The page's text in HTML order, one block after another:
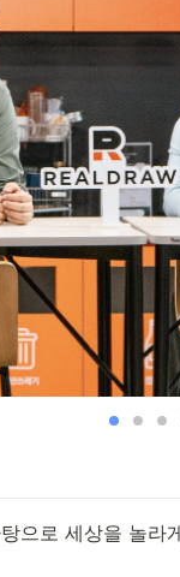
으로 세상을 놀라